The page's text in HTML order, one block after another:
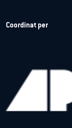
Coordinat per